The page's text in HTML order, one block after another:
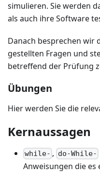
simulieren. Sie werden
als auch ihre Software
Danach besprechen wir
gestellten Fragen und
betreffend der Prüfung
Übungen
Hier werden Sie die
Kernaussagen
while- , do-While-
Anweisungen die es